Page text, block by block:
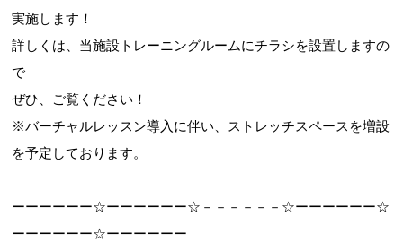
実施します！
詳しくは、当施設トレーニングルームにチラシを設置しますの
で
ぜひ、ご覧ください！
※バーチャルレッスン導入に伴い、ストレッチスペースを増設
を予定しております。
ーーーーーー☆ーーーーーー☆－－－－－－☆ーーーーーー☆
ーーーーーー☆ーーーーーー